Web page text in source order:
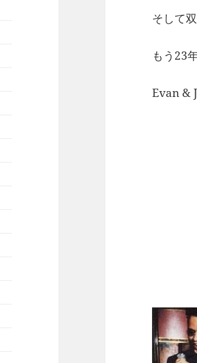
そして
もう23
Evan &